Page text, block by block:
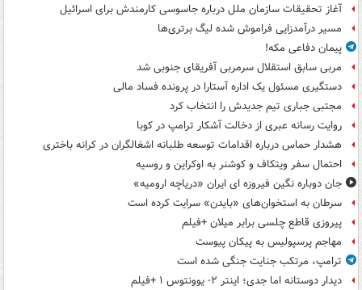
آغاز تحقیقات سازمان ملل درباره جاسوسی کارمندش برای اسرائیل
مسیر درآمدزایی فراموش شده لیگ برتری‌ها
پیمان دفاعی مکه!
مربی سابق استقلال سرمربی آفریقای جنوبی شد
دستگیری مسئول یک اداره آستارا در پرونده فساد مالی
مجتبی جباری تیم جدیدش را انتخاب کرد
روایت رسانه عبری از دخالت آشکار ترامپ در کوبا
هشدار حماس درباره اقدامات توسعه طلبانه اشغالگران در کرانه باختری
احتمال سفر ویتکاف و کوشنر به اوکراین و روسیه
جان دوباره نگین فیروزه ای ایران «دریاچه ارومیه»
سرطان به استخوان‌های «بایدن» سرایت کرده است
پیروزی قاطع چلسی برابر میلان +فیلم
مهاجم پرسپولیس به پیکان پیوست
ترامپ، مرتکب جنایت جنگی شده است
دیدار دوستانه اما جدی؛ اینتر ۲- یوونتوس ۱ +فیلم